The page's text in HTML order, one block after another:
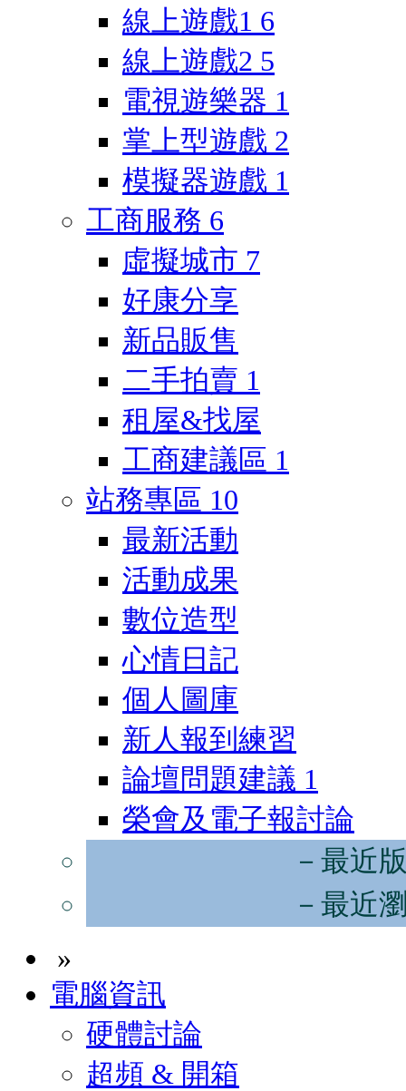
線上遊戲1 6
線上遊戲2 5
電視遊樂器 1
掌上型遊戲 2
模擬器遊戲 1
工商服務 6
虛擬城市 7
好康分享
新品販售
二手拍賣 1
租屋&找屋
工商建議區 1
站務專區 10
最新活動
活動成果
數位造型
心情日記
個人圖庫
新人報到練習
論壇問題建議 1
榮會及電子報討論
－最近
－最近
»
電腦資訊
硬體討論
超頻 & 開箱